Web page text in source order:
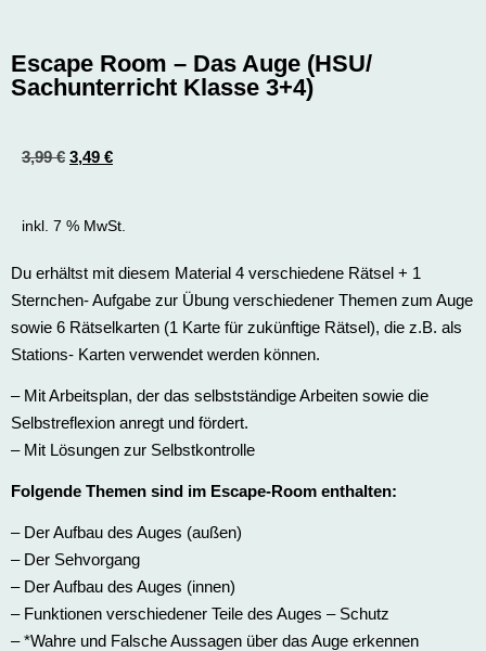
Escape Room – Das Auge (HSU/
Sachunterricht Klasse 3+4)
3,99€ 3,49 €
inkl. 7 % MwSt.
Du erhältst mit diesem Material 4 verschiedene Rätsel + 1
Sternchen- Aufgabe zur Übung verschiedener Themen zum Auge
sowie 6 Rätselkarten (1 Karte für zukünftige Rätsel), die z.B. als
Stations- Karten verwendet werden können.
– Mit Arbeitsplan, der das selbstständige Arbeiten sowie die
Selbstreflexion anregt und fördert.
– Mit Lösungen zur Selbstkontrolle
Folgende Themen sind im Escape-Room enthalten:
– Der Aufbau des Auges (außen)
– Der Sehvorgang
– Der Aufbau des Auges (innen)
– Funktionen verschiedener Teile des Auges – Schutz
– *Wahre und Falsche Aussagen über das Auge erkennen